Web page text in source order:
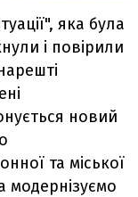
яка була
і повірили
новий
та міської
модернізуємо